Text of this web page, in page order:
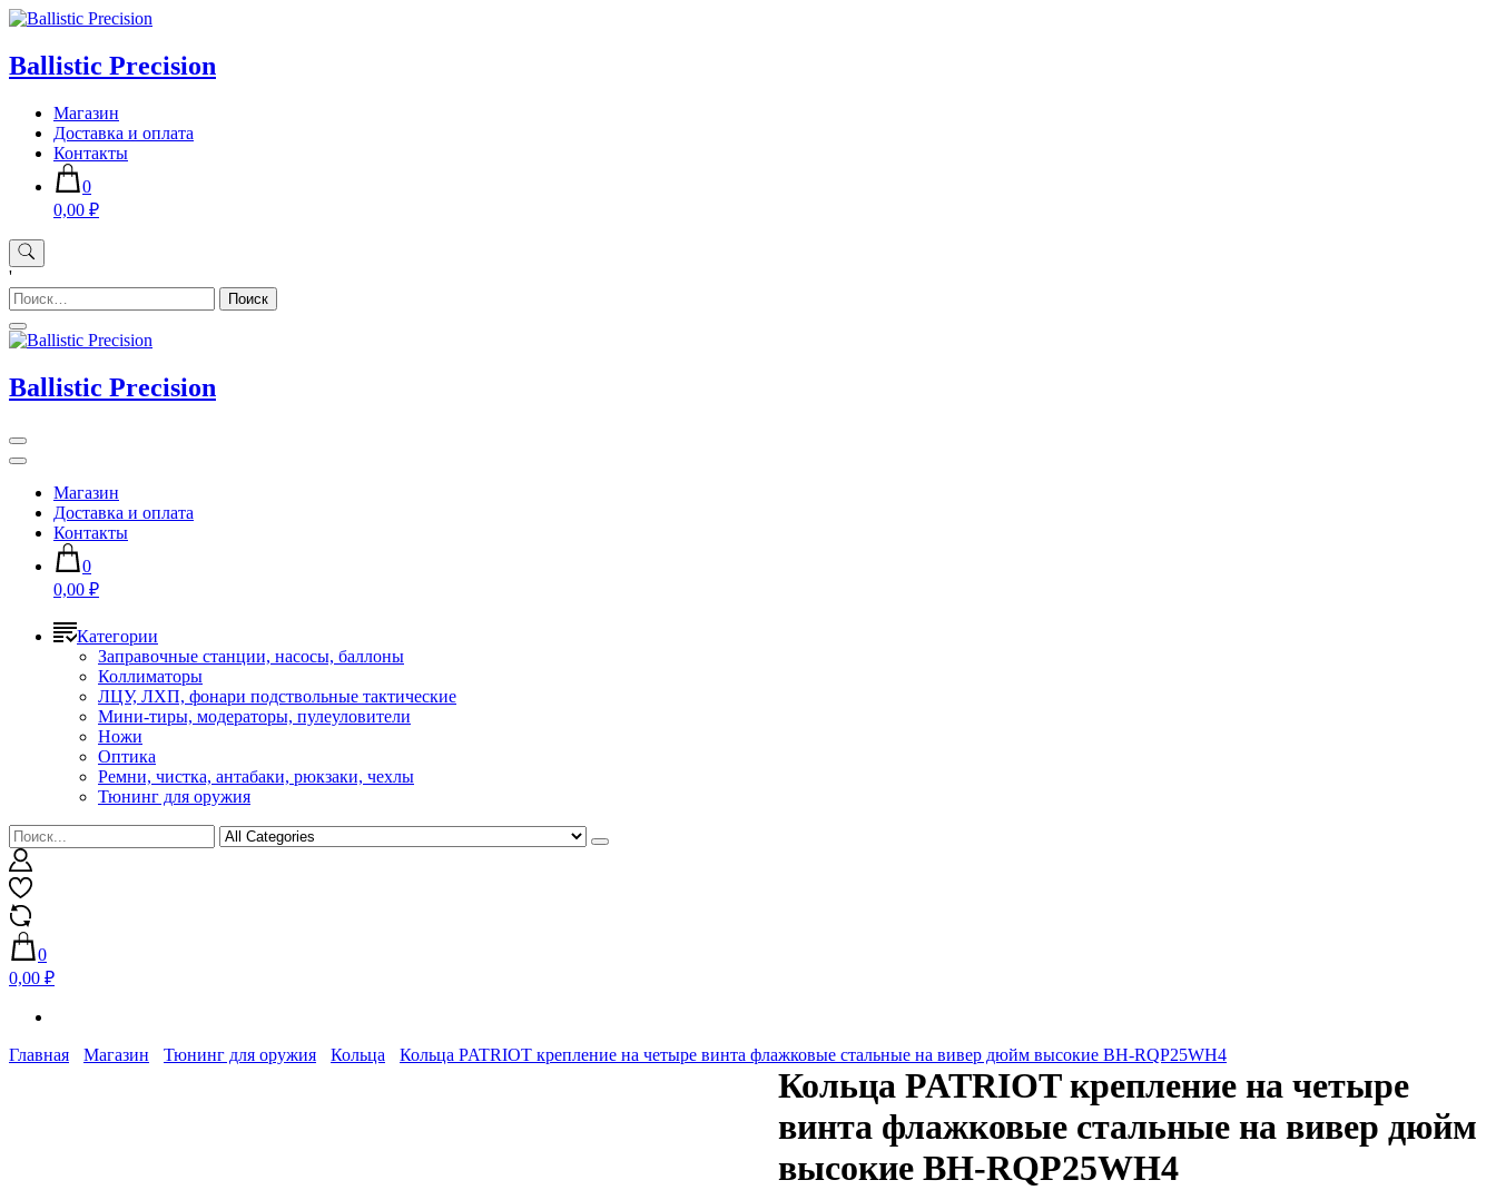
Skip
content
Ballistic Precision
Магазин
Доставка и оплата
Контакты
0
0,00 ₽
'
Найти:
Ballistic Precision
Магазин
Доставка и оплата
Контакты
0
0,00 ₽
Категории
Заправочные станции, насосы, баллоны
Коллиматоры
ЛЦУ, ЛХП, фонари подствольные тактические
Мини-тиры, модераторы, пулеуловители
Ножи
Оптика
Ремни, чистка, антабаки, рюкзаки, чехлы
Тюнинг для оружия
0
0,00 ₽
Главная Магазин Тюнинг для оружия Кольца Кольца PATRIOT крепление на четыре винта флажковые стальные на вивер дюйм высокие BH-RQP25WH4
Кольца PATRIOT крепление на четыре
винта флажковые стальные на вивер дюйм
высокие BH-RQP25WH4